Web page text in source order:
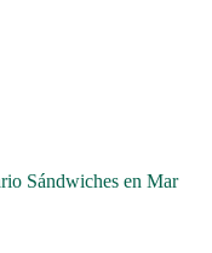
Sándwiches en Mar